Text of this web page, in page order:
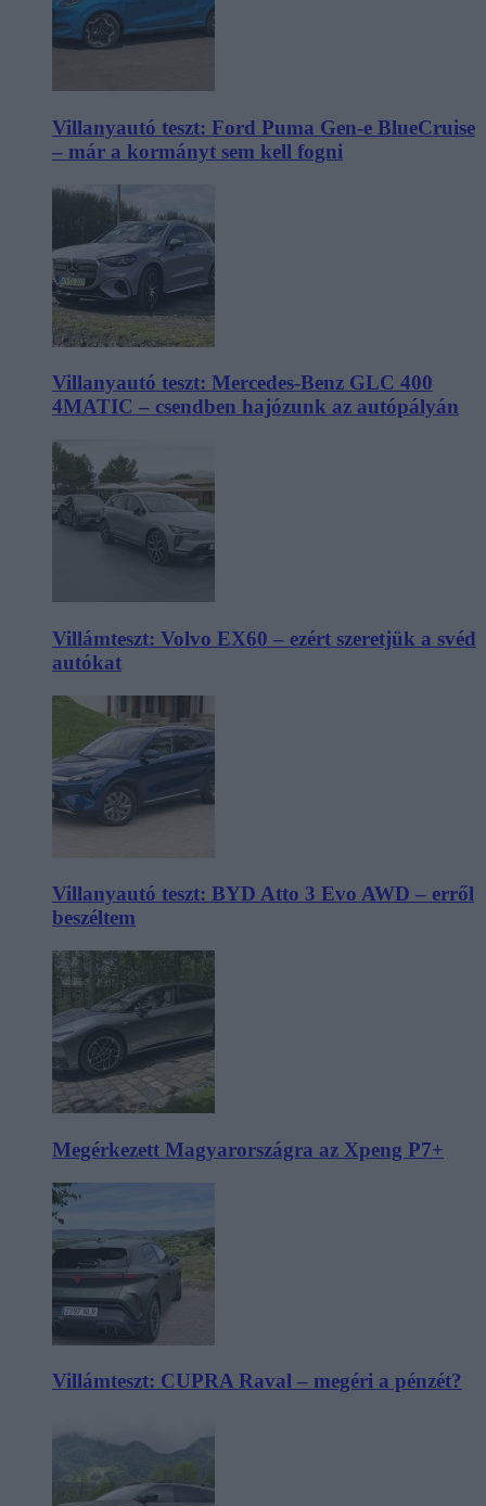
Villanyautó teszt: Ford Puma Gen-e BlueCruise
– már a kormányt sem kell fogni
Villanyautó teszt: Mercedes-Benz GLC 400
4MATIC – csendben hajózunk az autópályán
Villámteszt: Volvo EX60 – ezért szeretjük a svéd
autókat
Villanyautó teszt: BYD Atto 3 Evo AWD – erről
beszéltem
Megérkezett Magyarországra az Xpeng P7+
Villámteszt: CUPRA Raval – megéri a pénzét?